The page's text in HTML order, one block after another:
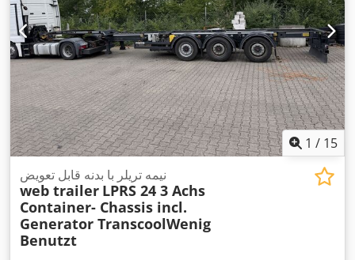
1 / 15
نیمه تریلر با بدنه قابل تعویض
web trailer LPRS 24 3 Achs
Container- Chassis incl.
Generator TranscoolWenig
Benutzt